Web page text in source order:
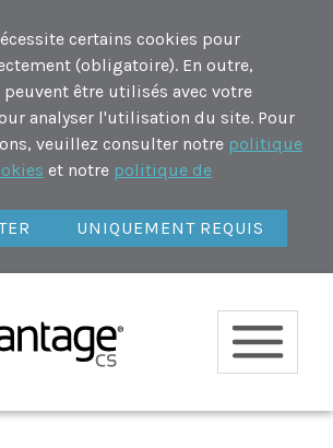
certains cookies pour
(obligatoire). En outre,
être utilisés avec votre
analyser l'utilisation du site. Pour
veuillez consulter notre politique
et notre politique de
UNIQUEMENT REQUIS